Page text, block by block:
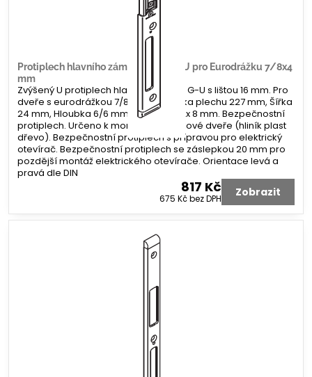
Protiplech hlavního zámku G-U tvar U pro Eurodrážku 7/8x4
mm
Zvýšený U protiplech hlavního zámku G-U s lištou 16 mm. Pro
dveře s eurodrážkou 7/8 x 4 mm. Délka plechu 227 mm, Šířka
24 mm, Hloubka 6/6 mm. Koncovka 2x 8 mm. Bezpečnostní
protiplech. Určeno k montáži na profilové dveře (hliník plast
dřevo). Bezpečnostní protiplech s přípravou pro elektrický
otevírač. Bezpečnostní protiplech se záslepkou 20 mm pro
pozdější montáž elektrického otevírače. Orientace levá a
pravá dle DIN
817 Kč
675 Kčbez DPH Zobrazit